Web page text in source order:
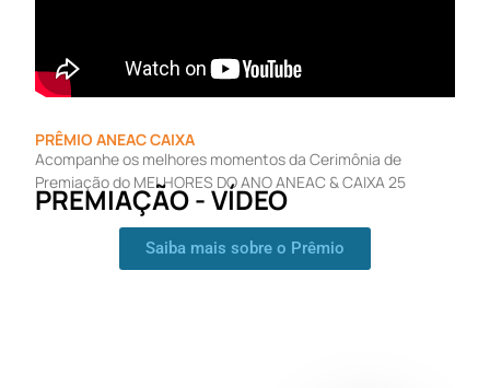
PRÊMIO ANEAC CAIXA
Acompanhe os melhores momentos da Cerimônia de
Premiação do MELHORES DO ANO ANEAC & CAIXA 25
PREMIAÇÃO - VÍDEO
Saiba mais sobre o Prêmio